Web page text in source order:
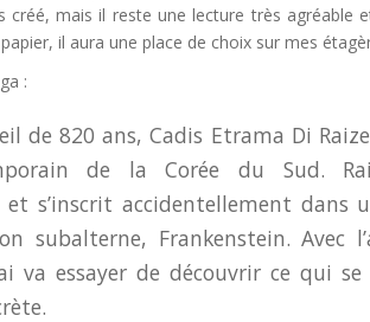
créé, mais il reste une lecture très agréable
il aura une place de choix sur mes
:
de 820 ans, Cadis Etrama Di
de la Corée du Sud.
et s’inscrit accidentellement dans
subalterne, Frankenstein. Avec
va essayer de découvrir ce qui se